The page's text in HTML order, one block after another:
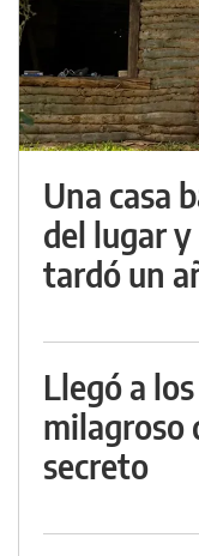
Una casa
del lugar
tardó un
Llegó a
milagroso
secreto